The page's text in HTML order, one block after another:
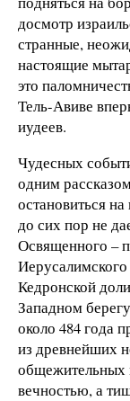
досмотр
странные,
настоящие
это
Тель-Авиве
иудеев.
Чудесных
одним
остановиться
до сих пор не
Освященного –
Кедронской
Западном
около 484 года
из древнейших
вечностью, а